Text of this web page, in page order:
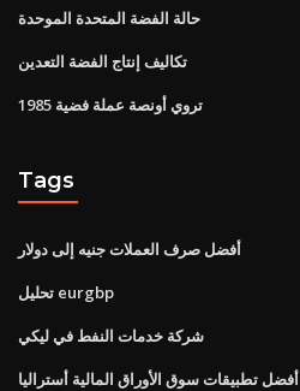
حالة الفضة المتحدة الموحدة
تكاليف إنتاج الفضة التعدين
1985 تروي أونصة عملة فضية
Tags
أفضل صرف العملات جنيه إلى دولار
تحليل eurgbp
شركة خدمات النفط في ليكي
أفضل تطبيقات سوق الأوراق المالية أستراليا